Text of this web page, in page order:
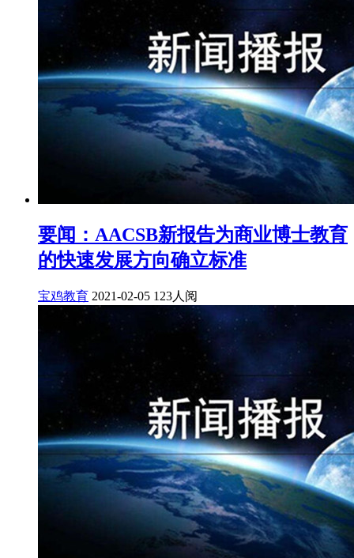
要闻：AACSB新报告为商业博士教育
的快速发展方向确立标准
宝鸡教育 2021-02-05 123人阅